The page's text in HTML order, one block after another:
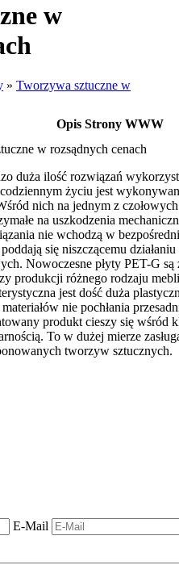
w
» Tworzywa sztuczne w
Opis Strony WWW
w rozsądnych cenach
duża ilość rozwiązań
życiu jest
nich na jednym z
na uszkodzenia
nie wchodzą w
się niszczącemu
Nowoczesne płyty PET-G są
produkcji różnego rodzaju
jest dość duża
nie pochłania
produkt cieszy się wśród
To w dużej mierze
tworzyw sztucznych.
E-Mail